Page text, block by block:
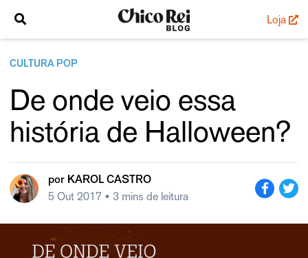
Loja
CULTURA POP
De onde veio essa
história de Halloween?
por KAROL CASTRO
5 Out 2017 • 3 mins de leitura